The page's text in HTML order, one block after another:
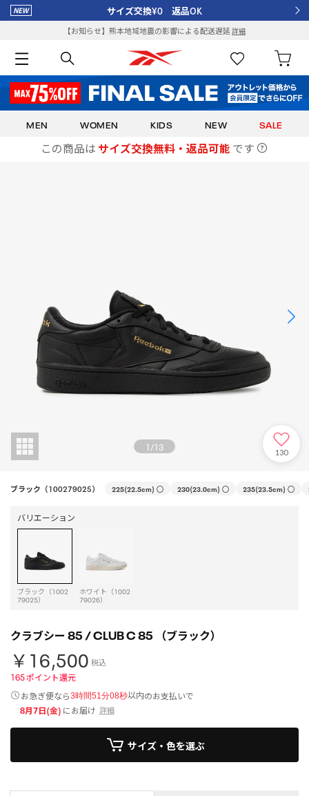
サイズ交換¥0 返品OK
【お知らせ】熊本地域地震の影響による配送遅延詳細
MEN WOMEN KIDS NEW SALE
この商品は サイズ交換無料・返品可能 です
1/13 130
ブラック（100279025） 225(22.5cm) ○ 230(23.0cm) ○ 235(23.5cm) ○
バリエーション
ブラック（1002
79025）
ホワイト（1002
79026）
クラブシー 85 / CLUB C 85 （ブラック）
￥16,500 税込
165ポイント還元
お急ぎ便なら3時間51分08秒以内のお支払いで
8月7日(金) にお届け 詳細
サイズ・色を選ぶ